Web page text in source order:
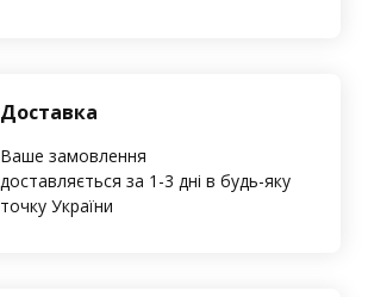
Доставка
Ваше замовлення
доставляється за 1-3 дні в будь-яку
точку України